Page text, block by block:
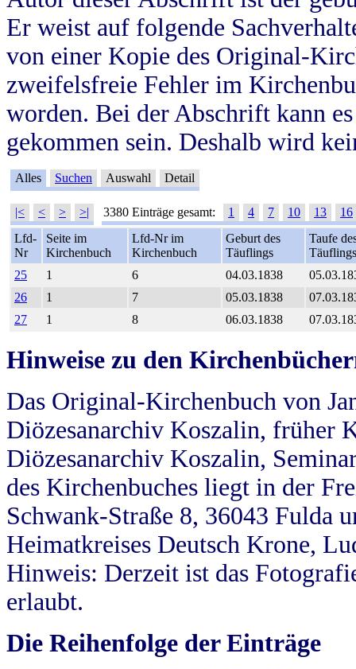
Er weist auf folgende
von einer Kopie des Original-
zweifelsfreie Fehler im
worden. Bei der Abschrift kann
gekommen sein. Deshalb wird
Alles Suchen Auswahl Detail
|< < > >| 3380 Einträge gesamt: 1 4 7 10 13
16
Lfd-
Nr
Seite im
Kirchenbuch
Lfd-Nr im
Kirchenbuch
Geburt des
Täuflings
Taufe
Täuflings
25
1 6 04.03.1838
26
1 7 05.03.1838
27
1 8 06.03.1838
Hinweise zu den
Das Original-Kirchenbuch von
Diözesanarchiv Koszalin, früher
Diözesanarchiv Koszalin,
des Kirchenbuches liegt in der
Schwank-Straße 8, 36043 Fulda
Heimatkreises Deutsch Krone,
Hinweis: Derzeit ist das
erlaubt.
Die Reihenfolge der Einträge